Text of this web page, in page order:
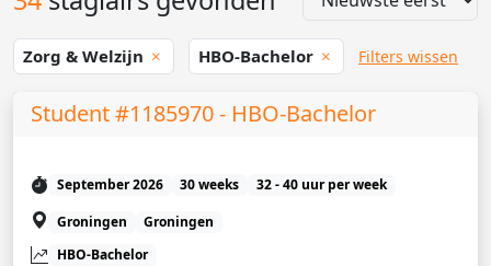
Zorg & Welzijn HBO-Bachelor Filters wissen
Student #1185970 - HBO-Bachelor
September 2026 30 weeks
32 - 40 uur per week
Groningen
Groningen
HBO-Bachelor